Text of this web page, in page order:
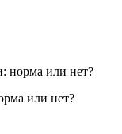
норма или нет?